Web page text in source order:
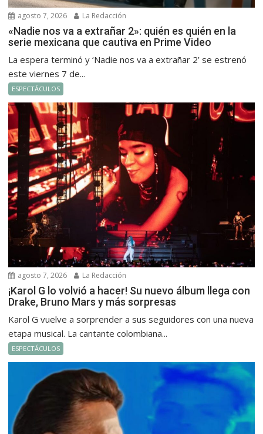
agosto 7, 2026 La Redacción
«Nadie nos va a extrañar 2»: quién es quién en la
serie mexicana que cautiva en Prime Video
La espera terminó y ‘Nadie nos va a extrañar 2’ se estrenó
este viernes 7 de...
ESPECTÁCULOS
agosto 7, 2026 La Redacción
¡Karol G lo volvió a hacer! Su nuevo álbum llega con
Drake, Bruno Mars y más sorpresas
Karol G vuelve a sorprender a sus seguidores con una nueva
etapa musical. La cantante colombiana...
ESPECTÁCULOS